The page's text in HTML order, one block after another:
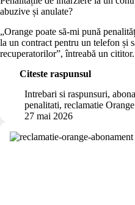
abuzive și anulate?
„Orange poate să-mi pună
la un contract pentru un telefon și
recuperatorilor”, întreabă un cititor.
Citeste raspunsul
Penalitățile
de
întârziere
la
un
contract
Orange
Intrebari si raspunsuri,
penalitati, reclamatie Orange
27 mai 2026